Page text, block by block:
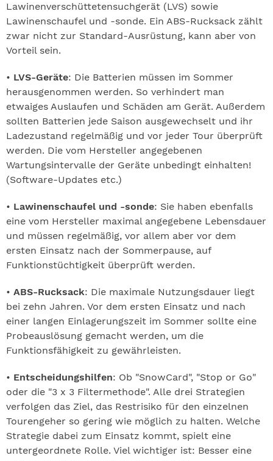
Lawinenverschüttetensuchgerät (LVS) sowie
Lawinenschaufel und -sonde. Ein ABS-Rucksack zählt
zwar nicht zur Standard-Ausrüstung, kann aber von
Vorteil sein.
• LVS-Geräte: Die Batterien müssen im Sommer
herausgenommen werden. So verhindert man
etwaiges Auslaufen und Schäden am Gerät. Außerdem
sollten Batterien jede Saison ausgewechselt und ihr
Ladezustand regelmäßig und vor jeder Tour überprüft
werden. Die vom Hersteller angegebenen
Wartungsintervalle der Geräte unbedingt einhalten!
(Software-Updates etc.)
• Lawinenschaufel und -sonde: Sie haben ebenfalls
eine vom Hersteller maximal angegebene Lebensdauer
und müssen regelmäßig, vor allem aber vor dem
ersten Einsatz nach der Sommerpause, auf
Funktionstüchtigkeit überprüft werden.
• ABS-Rucksack: Die maximale Nutzungsdauer liegt
bei zehn Jahren. Vor dem ersten Einsatz und nach
einer langen Einlagerungszeit im Sommer sollte eine
Probeauslösung gemacht werden, um die
Funktionsfähigkeit zu gewährleisten.
• Entscheidungshilfen: Ob "SnowCard", "Stop or Go"
oder die "3 x 3 Filtermethode". Alle drei Strategien
verfolgen das Ziel, das Restrisiko für den einzelnen
Tourengeher so gering wie möglich zu halten. Welche
Strategie dabei zum Einsatz kommt, spielt eine
untergeordnete Rolle. Viel wichtiger ist: Besser eine